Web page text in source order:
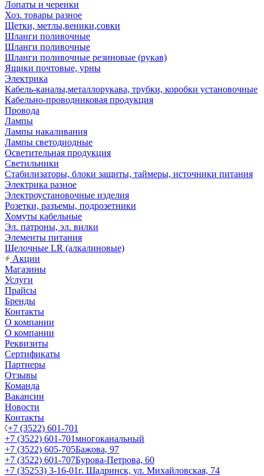
Лопаты и черенки
Хоз. товары разное
Щетки, метлы,веники,совки
Шланги поливочные
Шланги поливочные
Шланги поливочные резиновые (рукав)
Ящики почтовые, урны
Электрика
Кабель-каналы,металлорукава, трубки, коробки установочные
Кабельно-проводниковая продукция
Провода
Лампы
Лампы накаливания
Лампы светодиодные
Осветительная продукция
Светильники
Стабилизаторы, блоки защиты, таймеры, источники питания
Электрика разное
Электроустановочные изделия
Розетки, разъемы, подрозетники
Хомуты кабельные
Эл. патроны, эл. вилки
Элементы питания
Щелочные LR (алкалиновые)
Акции
Магазины
Услуги
Прайсы
Бренды
Контакты
О компании
О компании
Реквизиты
Сертификаты
Партнеры
Отзывы
Команда
Вакансии
Новости
Контакты
+7 (3522) 601-701
+7 (3522) 601-701многоканальный
+7 (3522) 605-705Бажова, 97
+7 (3522) 601-707Бурова-Петрова, 60
+7 (35253) 3-16-01г. Шадринск, ул. Михайловская, 74